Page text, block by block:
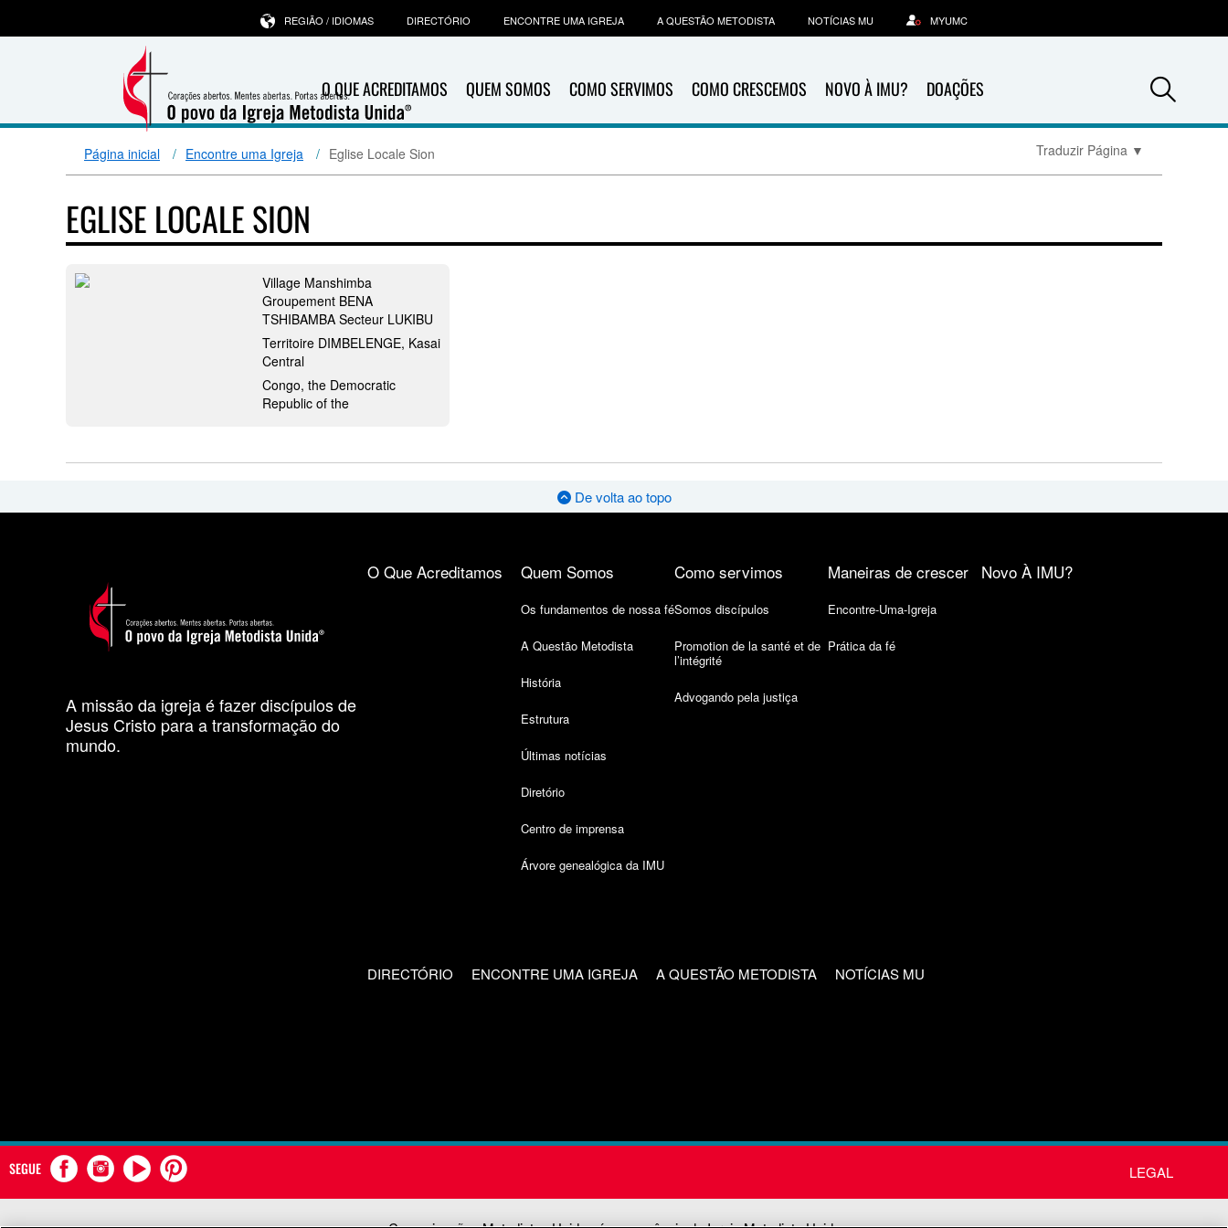
O QUE ACREDITAMOS QUEM SOMOS COMO SERVIMOS COMO CRESCEMOS NOVO À IMU? DOAÇÕES
REGIÃO / IDIOMAS DIRECTÓRIO ENCONTRE UMA IGREJA A QUESTÃO METODISTA NOTÍCIAS MU MYUMC
Página inicial Encontre uma Igreja Eglise Locale Sion Traduzir Página ▼
EGLISE LOCALE SION
Village Manshimba
Groupement BENA
TSHIBAMBA Secteur LUKIBU
Territoire DIMBELENGE, Kasai
Central
Congo, the Democratic
Republic of the
De volta ao topo
A missão da igreja é fazer discípulos de
Jesus Cristo para a transformação do
mundo.
O Que Acreditamos Quem Somos
Os fundamentos de nossa fé
A Questão Metodista
História
Estrutura
Últimas notícias
Diretório
Centro de imprensa
Árvore genealógica da IMU
Como servimos
Somos discípulos
Promotion de la santé et de
l’intégrité
Advogando pela justiça
Maneiras de crescer
Encontre-Uma-Igreja
Prática da fé
Novo À IMU?
DIRECTÓRIO ENCONTRE UMA IGREJA A QUESTÃO METODISTA NOTÍCIAS MU
SEGUE LEGAL